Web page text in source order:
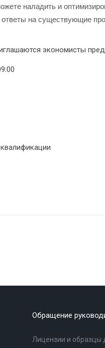
наладить и
на существующие
экономисты
Обращение
Лицензии и образцы